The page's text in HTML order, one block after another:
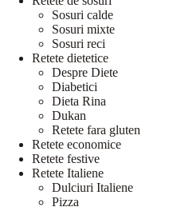
Sosuri calde
Sosuri mixte
Sosuri reci
Retete dietetice
Despre Diete
Diabetici
Dieta Rina
Dukan
Retete fara gluten
Retete economice
Retete festive
Retete Italiene
Dulciuri Italiene
Pizza